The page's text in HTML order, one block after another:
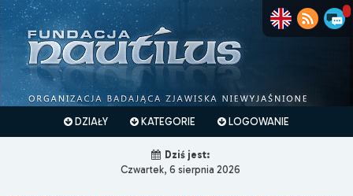
DZIAŁY KATEGORIE LOGOWANIE
Dziś jest:
Czwartek, 6 sierpnia 2026